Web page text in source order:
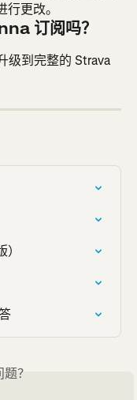
更改。
订阅吗？
级到完整的 Strava
？